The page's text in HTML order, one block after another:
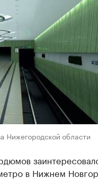
Нижегородской области
в Нижнем